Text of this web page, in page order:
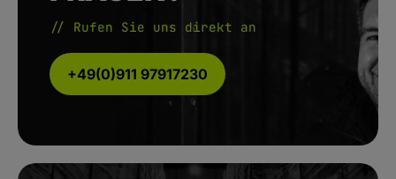
// Rufen Sie uns direkt an
+49(0)911 97917230